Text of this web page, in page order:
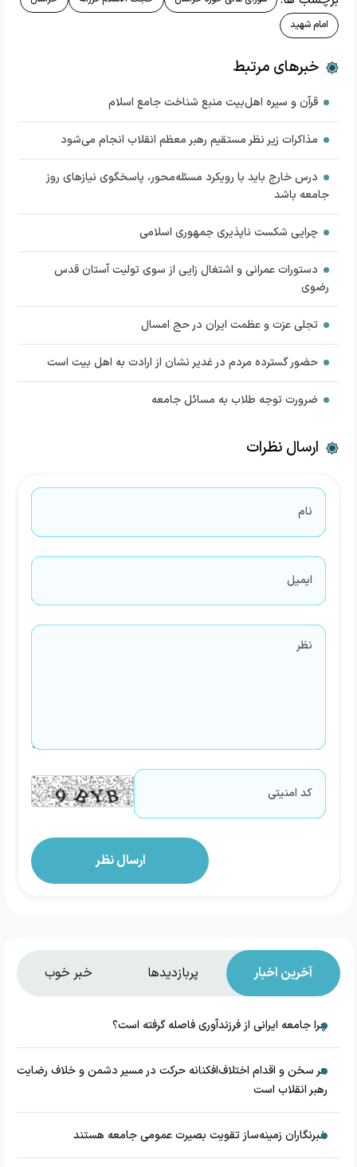
امام شهید
خبرهای مرتبط
قرآن و سیره اهل‌بیت منبع شناخت جامع اسلام
مذاکرات زیر نظر مستقیم رهبر معظم انقلاب انجام می‌شود
درس خارج باید با رویکرد مسئله‌محور، پاسخگوی نیازهای روز
جامعه باشد
چرایی شکست ناپذیری جمهوری اسلامی
دستورات عمرانی و اشتغال زایی از سوی تولیت آستان قدس
رضوی
تجلی عزت و عظمت ایران در حج امسال
حضور گسترده مردم در غدیر نشان از ارادت به اهل بیت است
ضرورت توجه طلاب به مسائل جامعه
ارسال نظرات
آخرین اخبار پربازدیدها خبر خوب
چرا جامعه ایرانی از فرزندآوری فاصله گرفته است؟
هر سخن و اقدام اختلاف‌افکنانه حرکت در مسیر دشمن و خلاف رضایت
رهبر انقلاب است
خبرنگاران زمینه‌ساز تقویت بصیرت عمومی جامعه هستند